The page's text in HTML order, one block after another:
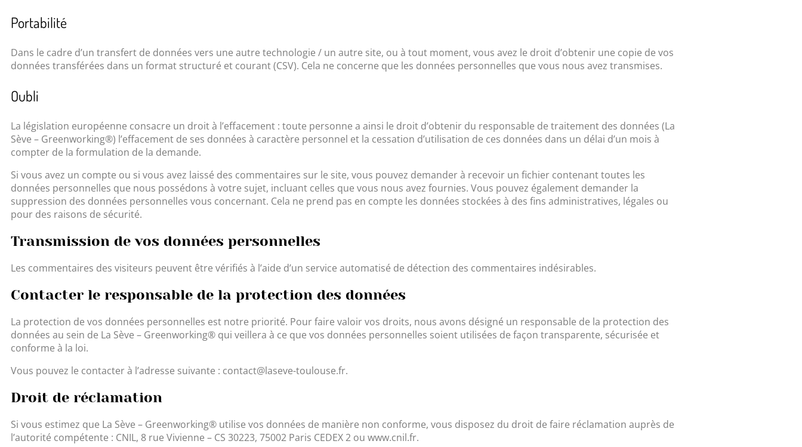
Portabilité
Dans le cadre d’un transfert de données vers une autre technologie / un autre site, ou à tout moment, vous avez le droit d’obtenir une copie de vos
données transférées dans un format structuré et courant (CSV). Cela ne concerne que les données personnelles que vous nous avez transmises.
Oubli
La législation européenne consacre un droit à l’effacement : toute personne a ainsi le droit d’obtenir du responsable de traitement des données (La
Sève – Greenworking®) l’effacement de ses données à caractère personnel et la cessation d’utilisation de ces données dans un délai d’un mois à
compter de la formulation de la demande.
Si vous avez un compte ou si vous avez laissé des commentaires sur le site, vous pouvez demander à recevoir un fichier contenant toutes les
données personnelles que nous possédons à votre sujet, incluant celles que vous nous avez fournies. Vous pouvez également demander la
suppression des données personnelles vous concernant. Cela ne prend pas en compte les données stockées à des fins administratives, légales ou
pour des raisons de sécurité.
Transmission de vos données personnelles
Les commentaires des visiteurs peuvent être vérifiés à l’aide d’un service automatisé de détection des commentaires indésirables.
Contacter le responsable de la protection des données
La protection de vos données personnelles est notre priorité. Pour faire valoir vos droits, nous avons désigné un responsable de la protection des
données au sein de La Sève – Greenworking® qui veillera à ce que vos données personnelles soient utilisées de façon transparente, sécurisée et
conforme à la loi.
Vous pouvez le contacter à l’adresse suivante : contact@laseve-toulouse.fr.
Droit de réclamation
Si vous estimez que La Sève – Greenworking® utilise vos données de manière non conforme, vous disposez du droit de faire réclamation auprès de
l’autorité compétente : CNIL, 8 rue Vivienne – CS 30223, 75002 Paris CEDEX 2 ou www.cnil.fr.